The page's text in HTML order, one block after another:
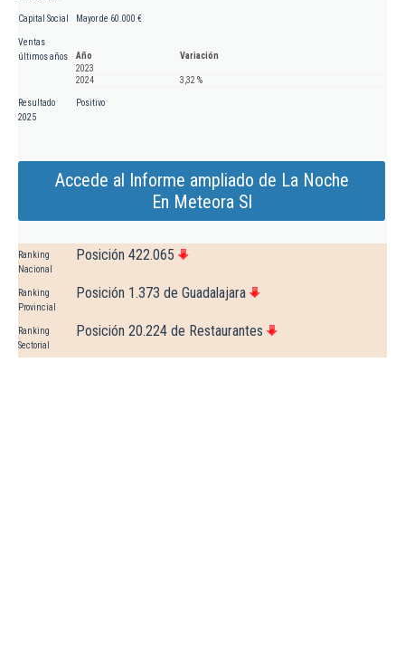
Capital Social Mayor de 60.000 €
Ventas
últimos años
Año
Variación
2023
2024
3,32 %
Resultado
2025
Positivo
Accede al Informe ampliado de La Noche
En Meteora Sl
Ranking
Nacional
Posición 422.065
Ranking
Provincial
Posición 1.373 de Guadalajara
Ranking
Sectorial
Posición 20.224 de Restaurantes